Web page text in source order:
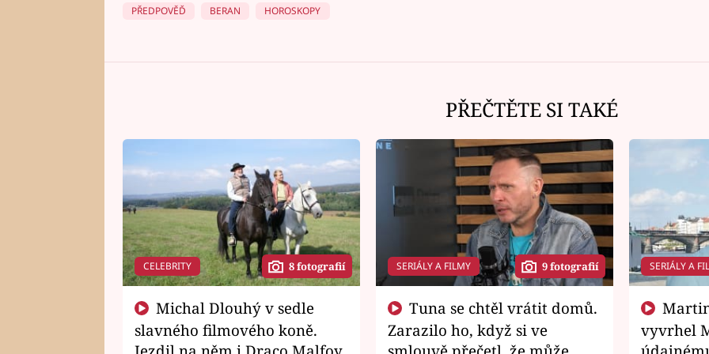
PŘEDPOVĚĎ
BERAN HOROSKOPY
PŘEČTĚTE SI TAKÉ
CELEBRITY 8 fotografií
slavného filmového koně.
SERIÁLY A FILMY 9 fotografií
Zarazilo ho, když si ve
SERIÁLY A
vyvrhel